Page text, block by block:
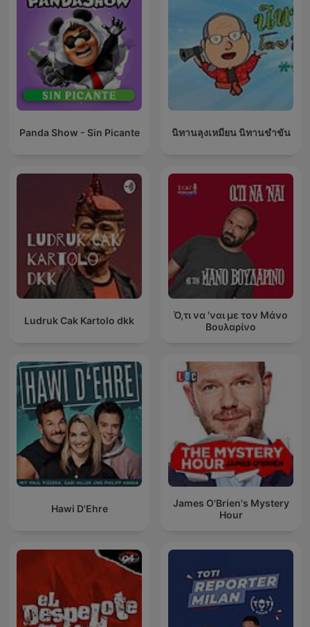
Panda Show - Sin Picante นิทานลุงเหมียน นิทานขำขัน
Ludruk Cak Kartolo dkk
Ό,τι να 'ναι με τον Μάνο
Βουλαρίνο
Hawi D'Ehre
James O'Brien's Mystery
Hour